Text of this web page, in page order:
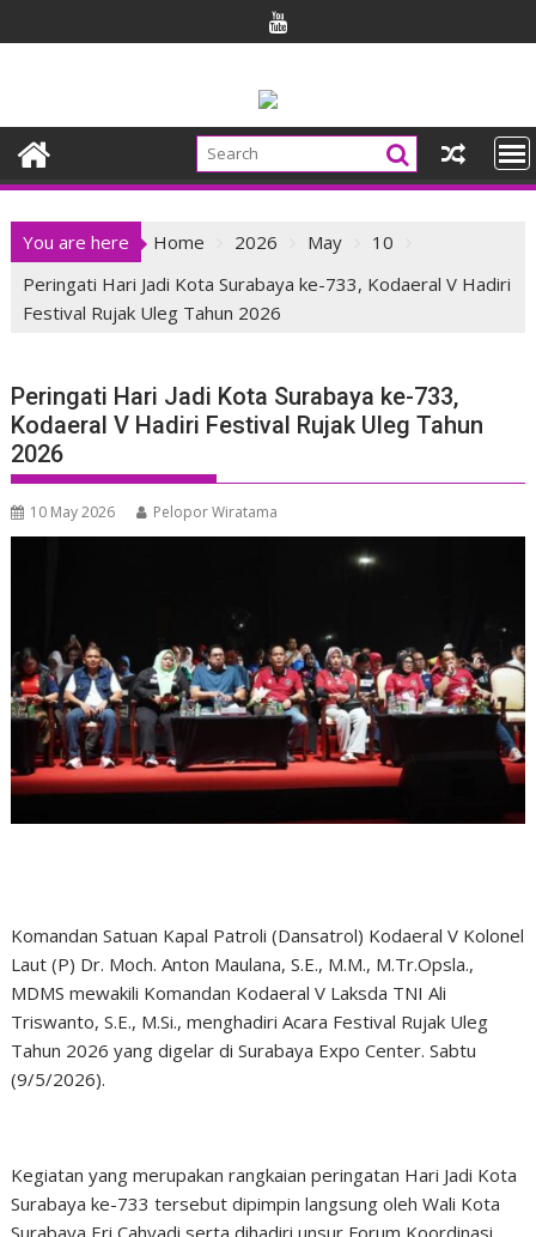
to
You are here Home 2026 May
10
Peringati Hari Jadi Kota Surabaya ke-733, Kodaeral V Hadiri
Festival Rujak Uleg Tahun 2026
Peringati Hari Jadi Kota Surabaya ke-733,
Kodaeral V Hadiri Festival Rujak Uleg Tahun
2026
10 May 2026 Pelopor Wiratama
Komandan Satuan Kapal Patroli (Dansatrol) Kodaeral V Kolonel
Laut (P) Dr. Moch. Anton Maulana, S.E., M.M., M.Tr.Opsla.,
MDMS mewakili Komandan Kodaeral V Laksda TNI Ali
Triswanto, S.E., M.Si., menghadiri Acara Festival Rujak Uleg
Tahun 2026 yang digelar di Surabaya Expo Center. Sabtu
(9/5/2026).
Kegiatan yang merupakan rangkaian peringatan Hari Jadi Kota
Surabaya ke-733 tersebut dipimpin langsung oleh Wali Kota